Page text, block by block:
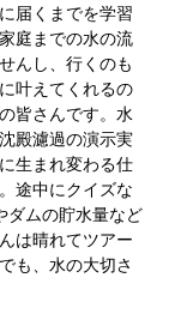
届くまでを学習
庭までの水の流
んし、行くのも
叶えてくれるの
皆さんです。水
殿濾過の演示実
生まれ変わる仕
途中にクイズな
ダムの貯水量など
は晴れてツアー
も、水の大切さ